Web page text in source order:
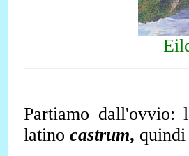
Partiamo
latino castrum, quindi